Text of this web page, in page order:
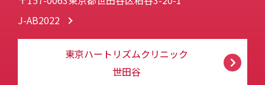
J-AB2022
東京ハートリズムクリニック
世田谷